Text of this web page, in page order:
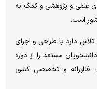
علمی و پژوهشی و کمک به
است.
دارد با طراحی و اجرای
مستعد را از دوره
فناورانه و تخصصی کشور